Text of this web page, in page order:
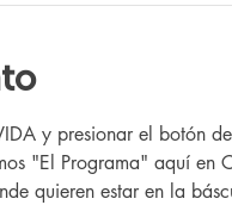
y presionar el botón
quieren estar en la